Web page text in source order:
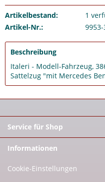
Artikelbestand: 1
Artikel-Nr.:
Beschreibung
Italeri - Modell-Fahrzeug,
Sattelzug "mit Mercedes
Service für Shop
Informationen
Cookie-Einstellungen